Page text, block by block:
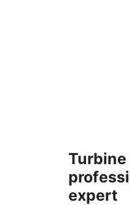
Turbine
expert